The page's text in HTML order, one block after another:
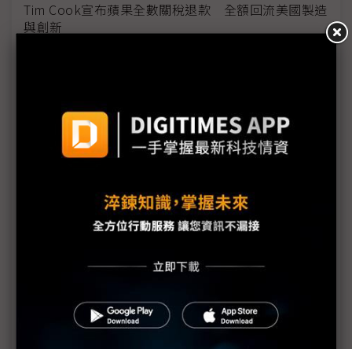
Tim Cook宣布蘋果全數關稅退款 全額回流美國製造
與創新
三星1Q26營益暴增逾700% 半導體與終端產品冰火
川普關稅首筆退款預計5月11日發放 退稅平台CAPE